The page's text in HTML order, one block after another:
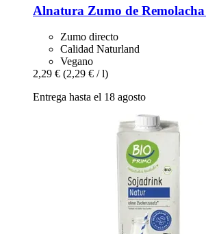
Alnatura Zumo de
Zumo directo
Calidad Naturland
Vegano
2,29 € (2,29 € / l)
Entrega hasta el 18 agosto